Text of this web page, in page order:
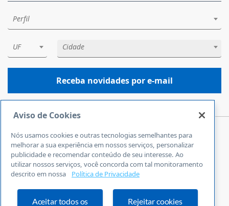
Central de Atendimento
0800 570 0800
24 horas por dia
Fale Conosco
Ouvidoria
Perfil
UF Cidade
Receba novidades por e-mail
Aviso de Cookies
Nós usamos cookies e outras tecnologias semelhantes para
melhorar a sua experiência em nossos serviços, personalizar
publicidade e recomendar conteúdo de seu interesse. Ao
utilizar nossos serviços, você concorda com tal monitoramento
descrito em nossa
Política de Privacidade
Aceitar todos os Rejeitar cookies